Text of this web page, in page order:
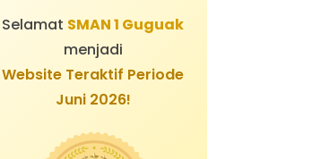
Selamat SMAN 1 Guguak
menjadi
Website Teraktif Periode
Juni 2026!